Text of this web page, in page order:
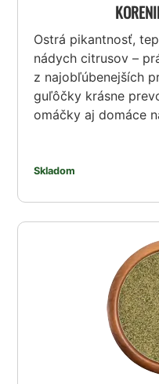
Ostrá pikantnosť,
nádych citrusov –
z najobľúbenejších
guľôčky krásne
omáčky aj domáce
Skladom